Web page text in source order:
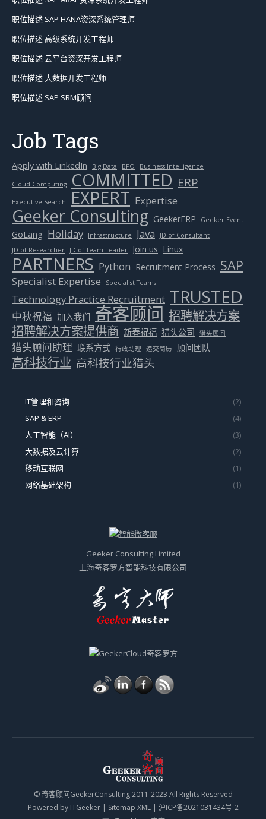
职位描述 SAP HANA资深系统管理师
职位描述 高级系统开发工程师
职位描述 云平台资深开发工程师
职位描述 大数据开发工程师
职位描述 SAP SRM顾问
Job Tags
Apply with LinkedIn Big Data BPO Business Intelligence
Cloud Computing COMMITTED ERP
Executive Search EXPERT Expertise
Geeker Consulting GeekerERP Geeker Event
GoLang Holiday Infrastructure Java
JD of Consultant
JD of Researcher
JD of Team Leader Join us Linux
PARTNERS Python Recruitment Process SAP
Specialist Expertise Specialist Teams
Technology Practice Recruitment TRUSTED
中秋祝福 加入我们 奇客顾问 招聘解决方案
招聘解决方案提供商 新春祝福 猎头公司 猎头顾问
猎头顾问助理 联系方式 行政助理 递交简历 顾问团队
高科技行业 高科技行业猎头
IT管理和咨询
(2)
SAP & ERP
(4)
人工智能（AI）
(3)
大数据及云计算
(2)
移动互联网
(1)
网络基础架构
(1)
Geeker Consulting Limited
上海奇客罗方智能科技有限公司
© 奇客顾问GeekerConsulting 2011-2023 All Rights Reserved
Powered by ITGeeker| Sitemap XML| 沪ICP备2021031434号-2